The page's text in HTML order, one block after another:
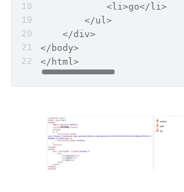
            <li>go</li>
        </ul>
    </div>
</body>
</html>